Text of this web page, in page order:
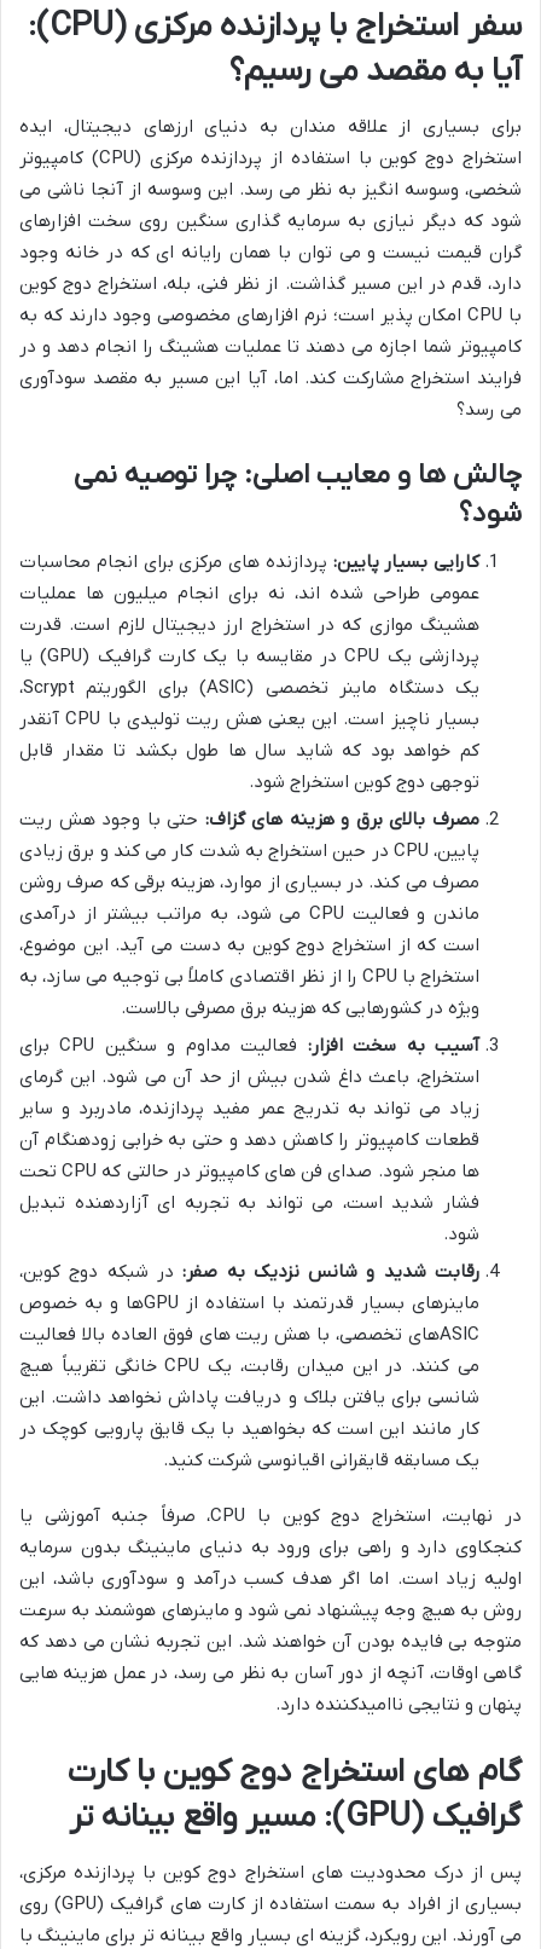
سفر استخراج با پردازنده مرکزی (CPU):
آیا به مقصد می رسیم؟
برای بسیاری از علاقه مندان به دنیای ارزهای دیجیتال، ایده
استخراج دوج کوین با استفاده از پردازنده مرکزی (CPU) کامپیوتر
شخصی، وسوسه انگیز به نظر می رسد. این وسوسه از آنجا ناشی می
شود که دیگر نیازی به سرمایه گذاری سنگین روی سخت افزارهای
گران قیمت نیست و می توان با همان رایانه ای که در خانه وجود
دارد، قدم در این مسیر گذاشت. از نظر فنی، بله، استخراج دوج کوین
با CPU امکان پذیر است؛ نرم افزارهای مخصوصی وجود دارند که به
کامپیوتر شما اجازه می دهند تا عملیات هشینگ را انجام دهد و در
فرایند استخراج مشارکت کند. اما، آیا این مسیر به مقصد سودآوری
می رسد؟
چالش ها و معایب اصلی: چرا توصیه نمی
شود؟
کارایی بسیار پایین: پردازنده های مرکزی برای انجام محاسبات
عمومی طراحی شده اند، نه برای انجام میلیون ها عملیات
هشینگ موازی که در استخراج ارز دیجیتال لازم است. قدرت
پردازشی یک CPU در مقایسه با یک کارت گرافیک (GPU) یا
یک دستگاه ماینر تخصصی (ASIC) برای الگوریتم Scrypt،
بسیار ناچیز است. این یعنی هش ریت تولیدی با CPU آنقدر
کم خواهد بود که شاید سال ها طول بکشد تا مقدار قابل
توجهی دوج کوین استخراج شود.
مصرف بالای برق و هزینه های گزاف: حتی با وجود هش ریت
پایین، CPU در حین استخراج به شدت کار می کند و برق زیادی
مصرف می کند. در بسیاری از موارد، هزینه برقی که صرف روشن
ماندن و فعالیت CPU می شود، به مراتب بیشتر از درآمدی
است که از استخراج دوج کوین به دست می آید. این موضوع،
استخراج با CPU را از نظر اقتصادی کاملاً بی توجیه می سازد، به
ویژه در کشورهایی که هزینه برق مصرفی بالاست.
آسیب به سخت افزار:
فعالیت مداوم و سنگین CPU برای
استخراج، باعث داغ شدن بیش از حد آن می شود. این گرمای
زیاد می تواند به تدریج عمر مفید پردازنده، مادربرد و سایر
قطعات کامپیوتر را کاهش دهد و حتی به خرابی زودهنگام آن
ها منجر شود. صدای فن های کامپیوتر در حالتی که CPU تحت
فشار شدید است، می تواند به تجربه ای آزاردهنده تبدیل
شود.
رقابت شدید و شانس نزدیک به صفر:در شبکه دوج کوین،
ماینرهای بسیار قدرتمند با استفاده از GPUها و به خصوص
ASICهای تخصصی، با هش ریت های فوق العاده بالا فعالیت
می کنند. در این میدان رقابت، یک CPU خانگی تقریباً هیچ
شانسی برای یافتن بلاک و دریافت پاداش نخواهد داشت. این
کار مانند این است که بخواهید با یک قایق پارویی کوچک در
یک مسابقه قایقرانی اقیانوسی شرکت کنید.
در نهایت، استخراج دوج کوین با CPU، صرفاً جنبه آموزشی یا
کنجکاوی دارد و راهی برای ورود به دنیای ماینینگ بدون سرمایه
اولیه زیاد است. اما اگر هدف کسب درآمد و سودآوری باشد، این
روش به هیچ وجه پیشنهاد نمی شود و ماینرهای هوشمند به سرعت
متوجه بی فایده بودن آن خواهند شد. این تجربه نشان می دهد که
گاهی اوقات، آنچه از دور آسان به نظر می رسد، در عمل هزینه هایی
پنهان و نتایجی ناامیدکننده دارد.
گام های استخراج دوج کوین با کارت
گرافیک (GPU): مسیر واقع بینانه تر
پس از درک محدودیت های استخراج دوج کوین با پردازنده مرکزی،
بسیاری از افراد به سمت استفاده از کارت های گرافیک (GPU) روی
می آورند. این رویکرد، گزینه ای بسیار واقع بینانه تر برای ماینینگ با